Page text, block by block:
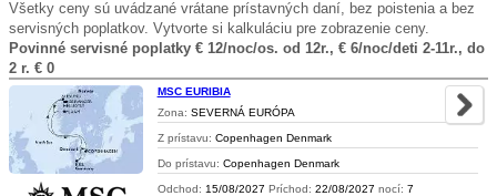
Všetky ceny sú uvádzané vrátane prístavných daní, bez poistenia a bez
servisných poplatkov. Vytvorte si kalkuláciu pre zobrazenie ceny.
Povinné servisné poplatky € 12/noc/os. od 12r., € 6/noc/deti 2-11r., do
2 r. € 0
MSC EURIBIA
Zona: SEVERNÁ EURÓPA
Z prístavu: Copenhagen Denmark
Do prístavu: Copenhagen Denmark
Odchod: 15/08/2027 Príchod: 22/08/2027 nocí: 7